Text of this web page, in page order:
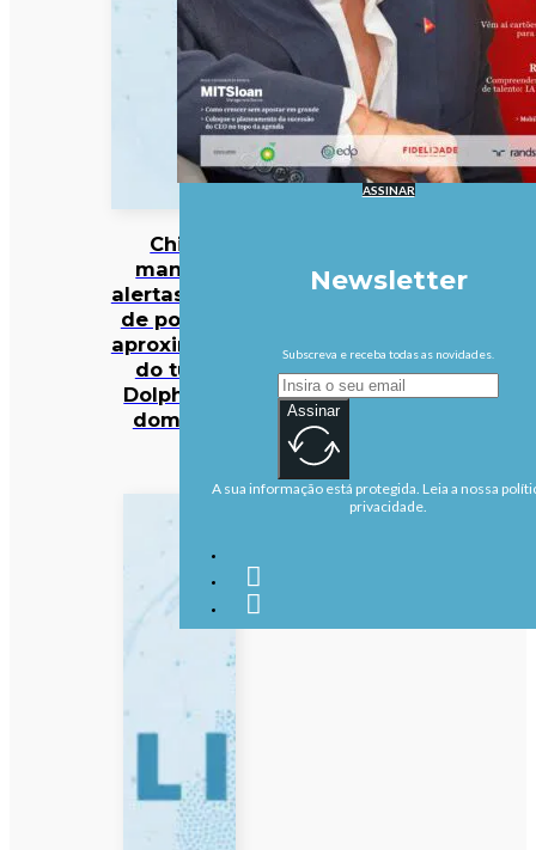
China
mantém
alertas antes
de possível
aproximação
do tufão
Dolphin no
domingo
ASSINAR
Newsletter
Subscreva e receba todas as novidades.
Assinar
A sua informação está protegida. Leia a nossa
privacidade.